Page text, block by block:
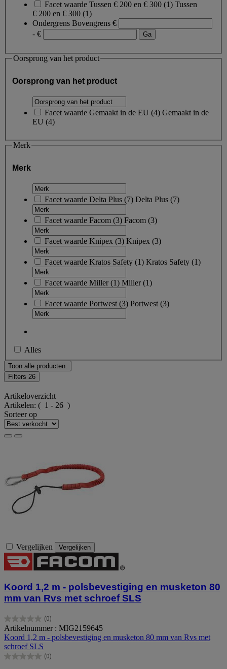
Facet waarde Tussen € 200 en € 300 (1) Tussen
€ 200 en € 300 (1)
Ondergrens Bovengrens €
- €
Oorsprong van het product
Oorsprong van het product
Facet waarde Gemaakt in de EU (4) Gemaakt in de
EU (4)
Merk
Merk
Facet waarde Delta Plus (7) Delta Plus (7)
Facet waarde Facom (3) Facom (3)
Facet waarde Knipex (3) Knipex (3)
Facet waarde Kratos Safety (1) Kratos Safety (1)
Facet waarde Miller(1) Miller(1)
Facet waarde Portwest (3) Portwest (3)
Alles
Toon alle producten.
Filters 26
Artikeloverzicht
Artikelen: ( 1 - 26 )
Sorteer op
Vergelijken Vergelijken
Koord 1,2 m - polsbevestiging en musketon 80
mm van Rvs met schroef SLS
(0)
0.0
van
de
5
sterren.
Artikelnummer : MIG2159645
Koord 1,2 m - polsbevestiging en musketon 80 mm van Rvs met
schroef SLS
(0)
0.0